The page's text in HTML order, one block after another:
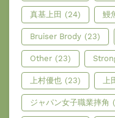
真基上田 (24) 鰻
Bruiser Brody (23)
Other (23)
上村優也 (23) 上
ジャパン女子職業摔角